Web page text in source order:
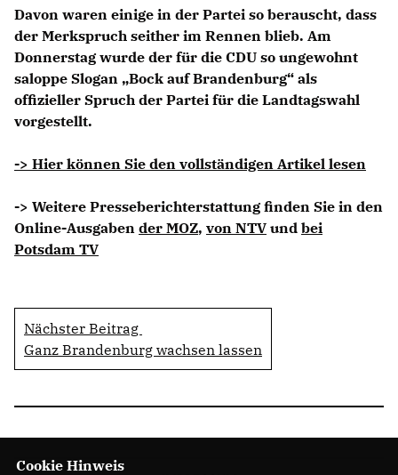
Davon waren einige in der Partei so berauscht, dass
der Merkspruch seither im Rennen blieb. Am
Donnerstag wurde der für die CDU so ungewohnt
saloppe Slogan „Bock auf Brandenburg“ als
offizieller Spruch der Partei für die Landtagswahl
vorgestellt.
-> Hier können Sie den vollständigen Artikel lesen
-> Weitere Presseberichterstattung finden Sie in den
Online-Ausgaben der MOZ, von NTV und bei
Potsdam TV
Nächster Beitrag
Ganz Brandenburg wachsen lassen
Cookie Hinweis